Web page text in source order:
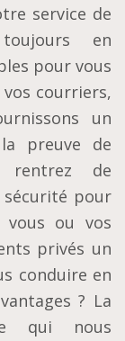
service de
en
pour vous
courriers,
un
preuve de
rentrez de
sécurité pour
ou vos
privés un
conduire en
? La
qui nous